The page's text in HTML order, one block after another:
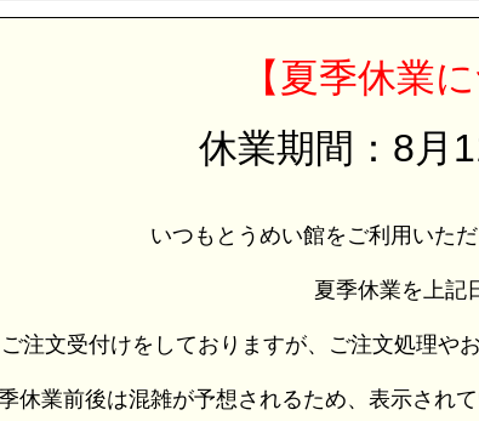
【夏季休業
休業期間：8月
いつもとうめい館をご利用いた
夏季休業を上記
注文受付けをしておりますが、ご注文処理や
休業前後は混雑が予想されるため、表示され